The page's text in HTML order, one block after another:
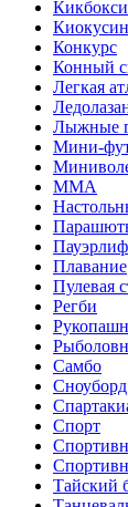
Конкурс
Конный
Легкая
Лыжные
Мини-
ММА
Плавание
Пулевая
Регби
Самбо
Сноуборд
Спорт
Тайский